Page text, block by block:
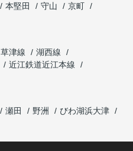
本堅田 守山
京町
草津線
湖西線
近江鉄道近江本線
瀬田 野洲
びわ湖浜大津